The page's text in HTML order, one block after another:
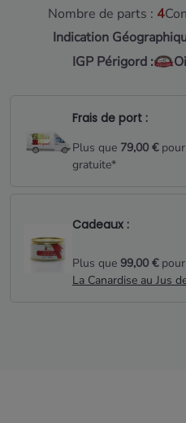
Nombre de parts : 4
Indication
IGP Périgord :
Frais de port :
Plus que 79,00 €pour
gratuite*
Cadeaux :
Plus que 99,00 €pour
La Canardise au Jus